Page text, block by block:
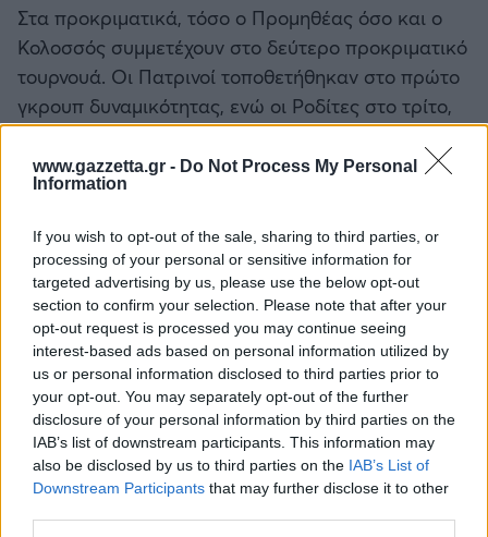
www.gazzetta.gr - Do Not Process My Personal
Information
If you wish to opt-out of the sale, sharing to third parties, or
processing of your personal or sensitive information for
targeted advertising by us, please use the below opt-out
section to confirm your selection. Please note that after your
opt-out request is processed you may continue seeing
interest-based ads based on personal information utilized by
us or personal information disclosed to third parties prior to
your opt-out. You may separately opt-out of the further
disclosure of your personal information by third parties on the
IAB’s list of downstream participants. This information may
also be disclosed by us to third parties on the IAB’s List of
Downstream Participants that may further disclose it to other
Στα προκριματικά, τόσο ο Προμηθέας όσο και ο
Κολοσσός συμμετέχουν στο δεύτερο προκριματικό
τουρνουά. Οι Πατρινοί τοποθετήθηκαν στο πρώτο
γκρουπ δυναμικότητας, ενώ οι Ροδίτες στο τρίτο,
με το σύστημα της κλήρωσης να προβλέπει ότι οι
ομάδες του πρώτου γκρουπ θα αντιμετωπίσουν
αντιπάλους από το τέταρτο και εκείνες του